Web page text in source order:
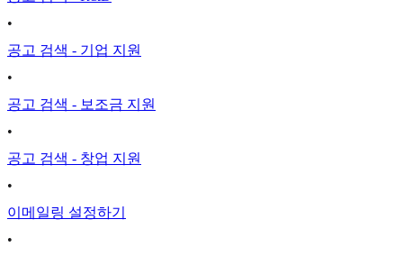
•
공고 검색 - 기업 지원
•
공고 검색 - 보조금 지원
•
공고 검색 - 창업 지원
•
이메일링 설정하기
•